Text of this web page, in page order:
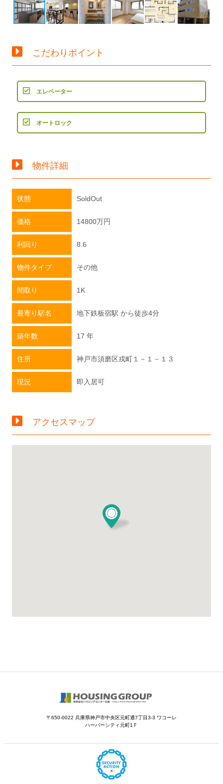
こだわりポイント
エレベーター
オートロック
物件詳細
状態 SoldOut
価格 14800万円
利回り 8.6
物件タイプ その他
間取り 1K
最寄り駅名 地下鉄板宿駅 から徒歩4分
築年数 17 年
住所 神戸市須磨区戎町１－１－１３
現況 即入居可
アクセスマップ
〒650-0022 兵庫県神戸市中央区元町通7丁目3-3 ワコーレ
ハーバーシティ元町1Ｆ